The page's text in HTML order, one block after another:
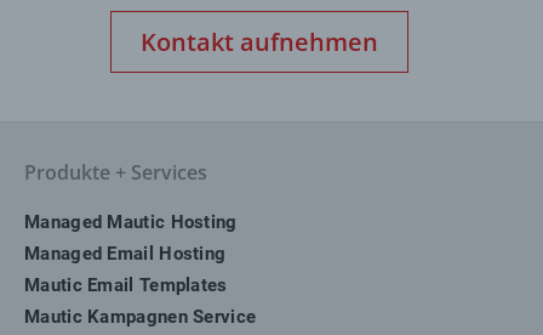
Kontakt aufnehmen
Produkte + Services
Managed Mautic Hosting
Managed Email Hosting
Mautic Email Templates
Mautic Kampagnen Service